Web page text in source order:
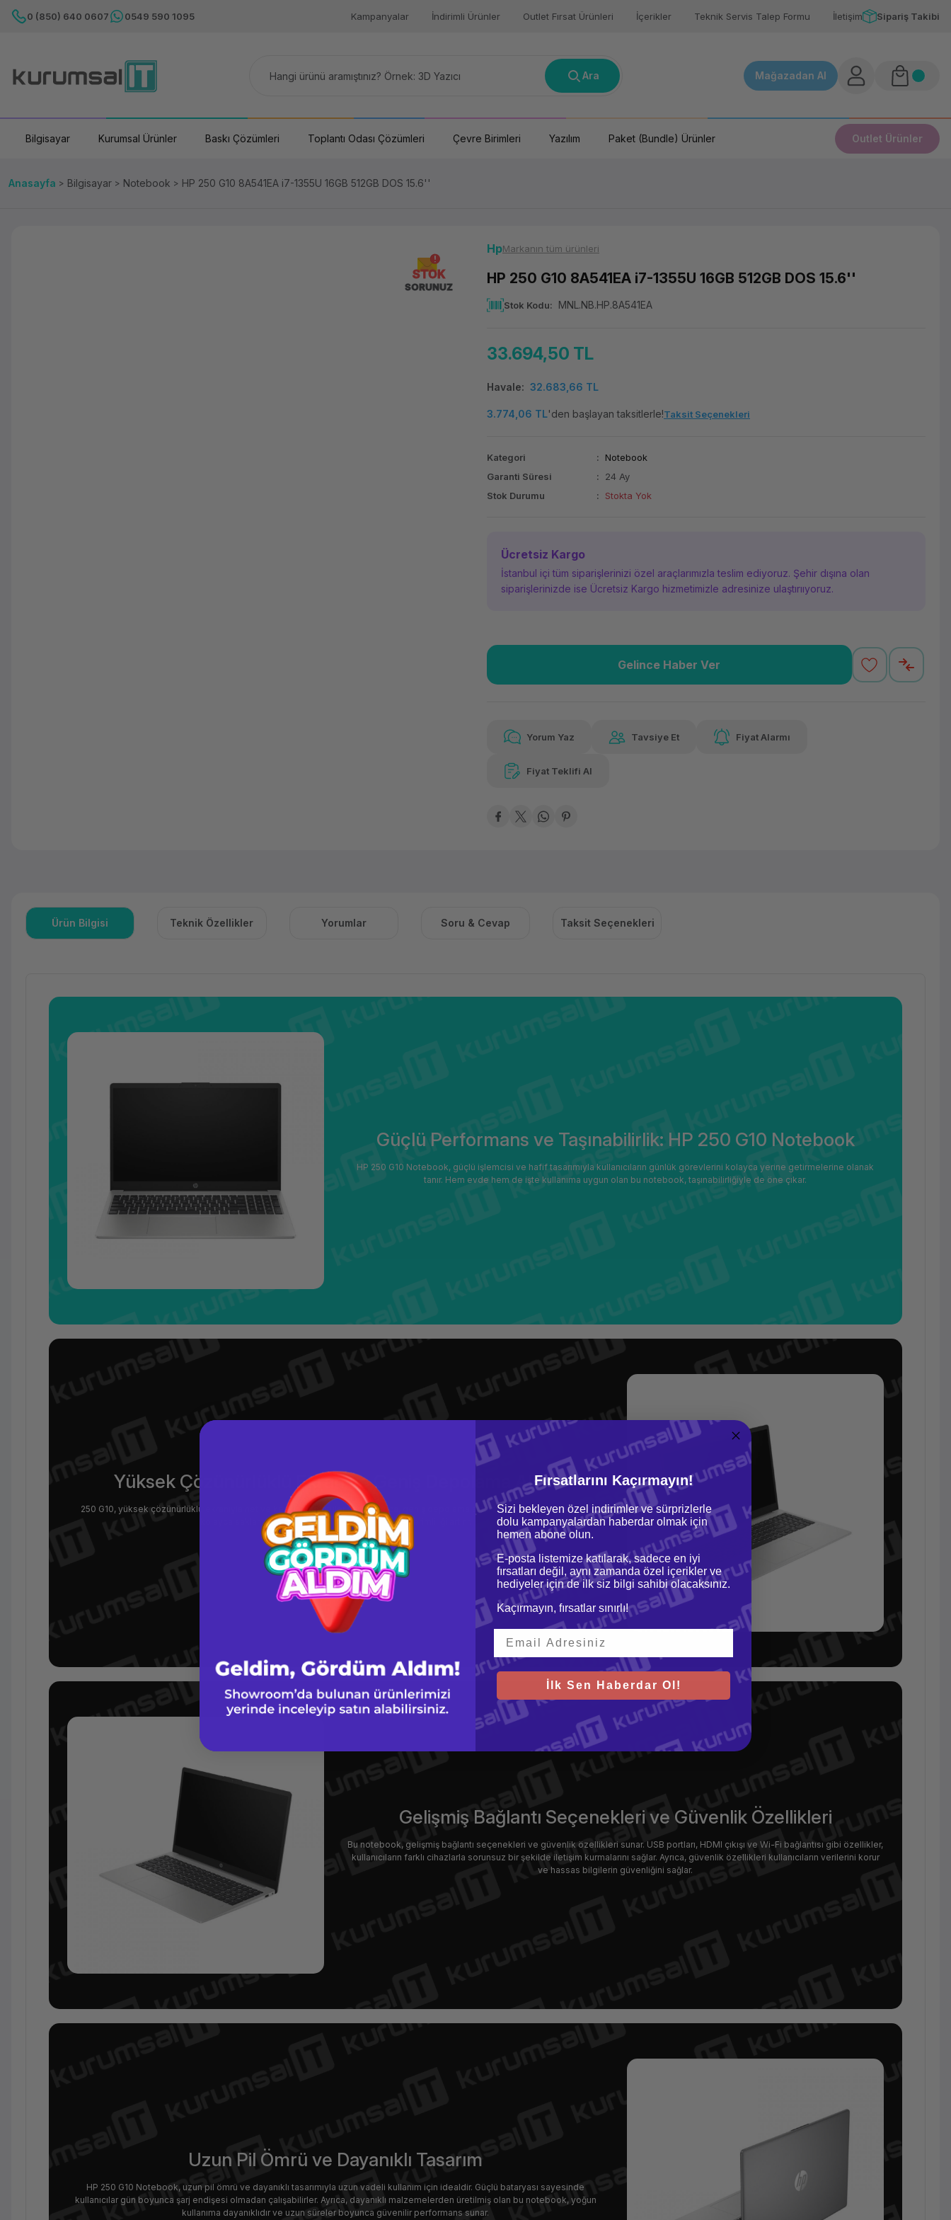
0 (850) 640 0607 0549 590 1095 Kampanyalar İndirimli Ürünler Outlet Fırsat Ürünleri İçerikler Teknik Servis Talep Formu İletişim Sipariş Takibi
Ara Mağazadan Al
Bilgisayar Kurumsal Ürünler Baskı Çözümleri Toplantı Odası Çözümleri Çevre Birimleri Yazılım Paket (Bundle) Ürünler Outlet Ürünler
Anasayfa Bilgisayar Notebook HP 250 G10 8A541EA i7-1355U 16GB 512GB DOS 15.6''
STOK
SORUNUZ
HpMarkanın tüm ürünleri
HP 250 G10 8A541EA i7-1355U 16GB 512GB DOS 15.6''
Stok Kodu MNL.NB.HP.8A541EA
33.694,50 TL
Havale 32.683,66 TL
3.774,06 TL'den başlayan taksitlerle!Taksit Seçenekleri
Kategori
Notebook
Garanti Süresi
24 Ay
Stok Durumu
Stokta Yok
Ücretsiz Kargo
İstanbul içi tüm siparişlerinizi özel araçlarımızla teslim ediyoruz. Şehir dışına olan
siparişlerinizde ise Ücretsiz Kargo hizmetimizle adresinize ulaştırııyoruz.
Güvenilir Alışveriş
Gelince Haber Ver
Yorum Yaz Tavsiye Et Fiyat Alarmı
Fiyat Teklifi Al
Ürün Bilgisi Teknik Özellikler Yorumlar Soru & Cevap Taksit Seçenekleri
Güçlü Performans ve Taşınabilirlik: HP 250 G10 Notebook
HP 250 G10 Notebook, güçlü işlemcisi ve hafif tasarımıyla kullanıcıların günlük görevlerini kolayca yerine getirmelerine olanak
tanır. Hem evde hem de işte kullanıma uygun olan bu notebook, taşınabilirliğiyle de öne çıkar.
Yüksek Çözünürlüklü Ekran ve Geniş Depolama Alanı
250 G10, yüksek çözünürlüklü ekranıyla net ve keskin görüntüler sunar. Ayrıca, geniş depolama alanı kullanıcıların dosyalarını
kolayca saklamasını ve erişmesini sağlar, böylece verimliliği artırır.
Gelişmiş Bağlantı Seçenekleri ve Güvenlik Özellikleri
Bu notebook, gelişmiş bağlantı seçenekleri ve güvenlik özellikleri sunar. USB portları, HDMI çıkışı ve Wi-Fi bağlantısı gibi özellikler,
kullanıcıların farklı cihazlarla sorunsuz bir şekilde iletişim kurmalarını sağlar. Ayrıca, güvenlik özellikleri kullanıcıların verilerini korur
ve hassas bilgilerin güvenliğini sağlar.
Uzun Pil Ömrü ve Dayanıklı Tasarım
HP 250 G10 Notebook, uzun pil ömrü ve dayanıklı tasarımıyla uzun vadeli kullanım için idealdir. Güçlü bataryası sayesinde
kullanıcılar gün boyunca şarj endişesi olmadan çalışabilirler. Ayrıca, dayanıklı malzemelerden üretilmiş olan bu notebook, yoğun
kullanıma dayanıklıdır ve uzun süreler boyunca güvenilir performans sunar.
Fırsatlarını Kaçırmayın!
Sizi bekleyen özel indirimler ve sürprizlerle
dolu kampanyalardan haberdar olmak için
hemen abone olun.
E-posta listemize katılarak, sadece en iyi
fırsatları değil, aynı zamanda özel içerikler ve
hediyeler için de ilk siz bilgi sahibi olacaksınız.
Kaçırmayın, fırsatlar sınırlı!
İlk Sen Haberdar Ol!